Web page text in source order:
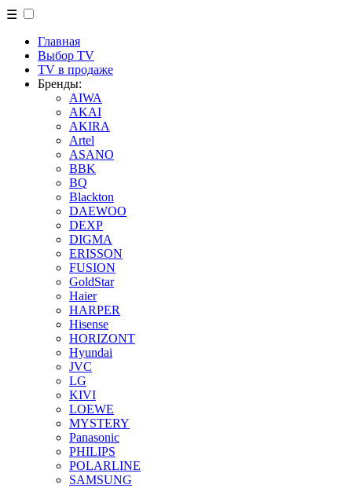
☰
Главная
Выбор TV
TV в продаже
Бренды:
AIWA
AKAI
AKIRA
Artel
ASANO
BBK
BQ
Blackton
DAEWOO
DEXP
DIGMA
ERISSON
FUSION
GoldStar
Haier
HARPER
Hisense
HORIZONT
Hyundai
JVC
LG
KIVI
LOEWE
MYSTERY
Panasonic
PHILIPS
POLARLINE
SAMSUNG